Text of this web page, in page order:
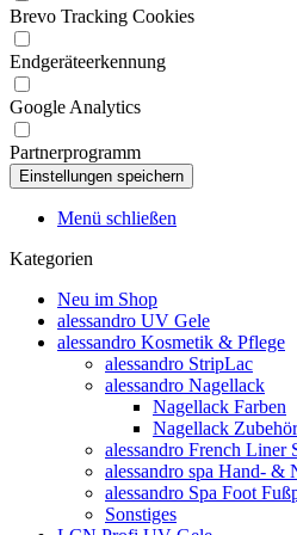
Brevo Tracking Cookies
Endgeräteerkennung
Google Analytics
Partnerprogramm
Menü schließen
Kategorien
Neu im Shop
alessandro UV Gele
alessandro Kosmetik & Pflege
alessandro StripLac
alessandro Nagellack
Nagellack Farben
Nagellack Zubehör
alessandro French Liner
alessandro spa Hand- &
alessandro Spa Foot
Sonstiges